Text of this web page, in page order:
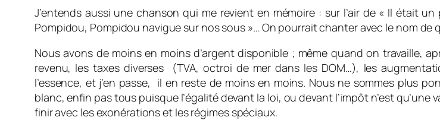
J’entends aussi une chanson qui me revient en mémoire : sur l’air de « Il était
Pompidou, Pompidou navigue sur nos sous »… On pourrait chanter avec le nom de
Nous avons de moins en moins d’argent disponible ; même quand on travaille,
revenu, les taxes diverses (TVA, octroi de mer dans les DOM…), les
l’essence, et j’en passe, il en reste de moins en moins. Nous ne sommes plus
blanc, enfin pas tous puisque l’égalité devant la loi, ou devant l’impôt n’est
finir avec les exonérations et les régimes spéciaux.